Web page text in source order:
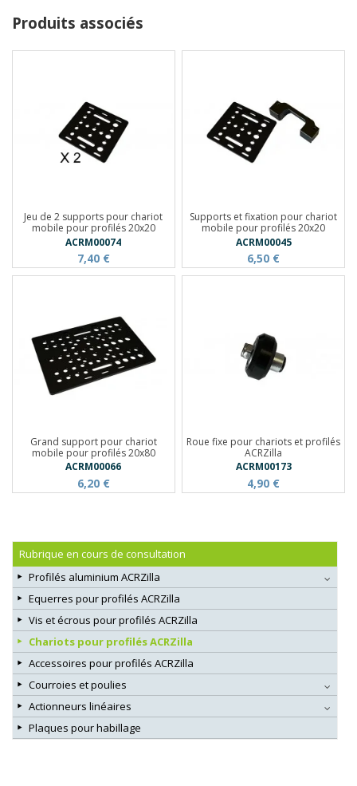
Produits associés
Jeu de 2 supports pour chariot
mobile pour profilés 20x20
ACRM00074
7,40 €
Supports et fixation pour chariot
mobile pour profilés 20x20
ACRM00045
6,50 €
Grand support pour chariot
mobile pour profilés 20x80
ACRM00066
6,20 €
Roue fixe pour chariots et profilés
ACRZilla
ACRM00173
4,90 €
Rubrique en cours de consultation
Profilés aluminium ACRZilla
Equerres pour profilés ACRZilla
Vis et écrous pour profilés ACRZilla
Chariots pour profilés ACRZilla
Accessoires pour profilés ACRZilla
Courroies et poulies
Actionneurs linéaires
Plaques pour habillage